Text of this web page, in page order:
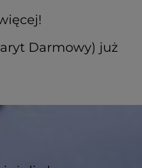
Darmowy) już